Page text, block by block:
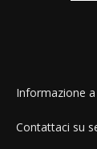
Informazione
Contattaci su